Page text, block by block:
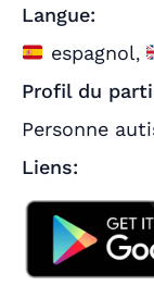
Langue:
espagnol,
Profil du
Personne
Liens: